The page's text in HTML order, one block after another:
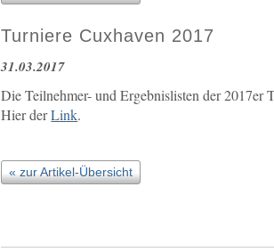
Turniere Cuxhaven 2017
31.03.2017
Die Teilnehmer- und Ergebnislisten der 2017er
Hier derLink.
« zur Artikel-Übersicht